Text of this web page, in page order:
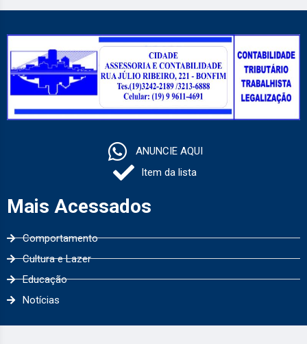
ANUNCIE AQUI
Item da lista
Mais Acessados
Comportamento
Cultura e Lazer
Educação
Notícias